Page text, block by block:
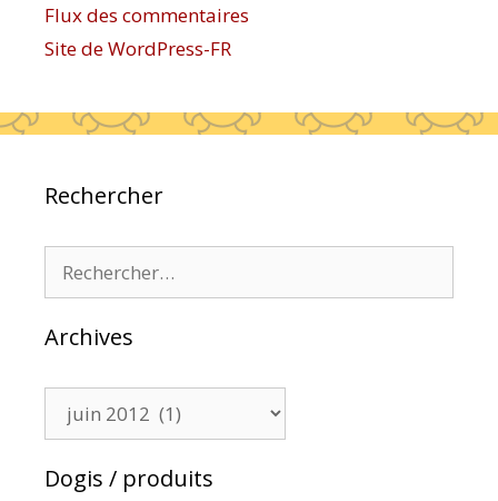
Flux des commentaires
Site de WordPress-FR
Rechercher
Archives
Dogis / produits